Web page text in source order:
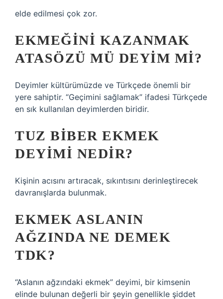
elde edilmesi çok zor.
EKMEĞINI KAZANMAK
ATASÖZÜ MÜ DEYIM MI?
Deyimler kültürümüzde ve Türkçede önemli bir
yere sahiptir. “Geçimini sağlamak” ifadesi Türkçede
en sık kullanılan deyimlerden biridir.
TUZ BIBER EKMEK
DEYIMI NEDIR?
Kişinin acısını artıracak, sıkıntısını derinleştirecek
davranışlarda bulunmak.
EKMEK ASLANIN
AĞZINDA NE DEMEK
TDK?
“Aslanın ağzındaki ekmek” deyimi, bir kimsenin
elinde bulunan değerli bir şeyin genellikle şiddet